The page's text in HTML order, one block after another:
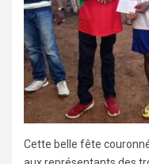
Cette belle fête